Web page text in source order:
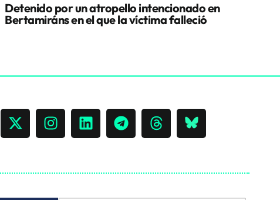
Detenido por un atropello intencionado en
Bertamiráns en el que la víctima falleció